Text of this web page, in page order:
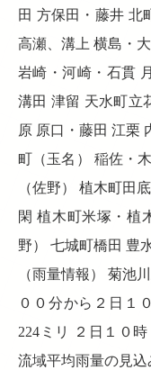
田 方保田・藤井 北
高瀬、溝上 横島・
岩崎・河崎・石貫
溝田 津留 天水町立
原 原口・藤田 江栗
町（玉名） 稲佐・
（佐野） 植木町田
閑 植木町米塚・植
野） 七城町橋田 豊
（雨量情報） 菊池
００分から２日１
224ミリ ２日１０
流域平均雨量の見込